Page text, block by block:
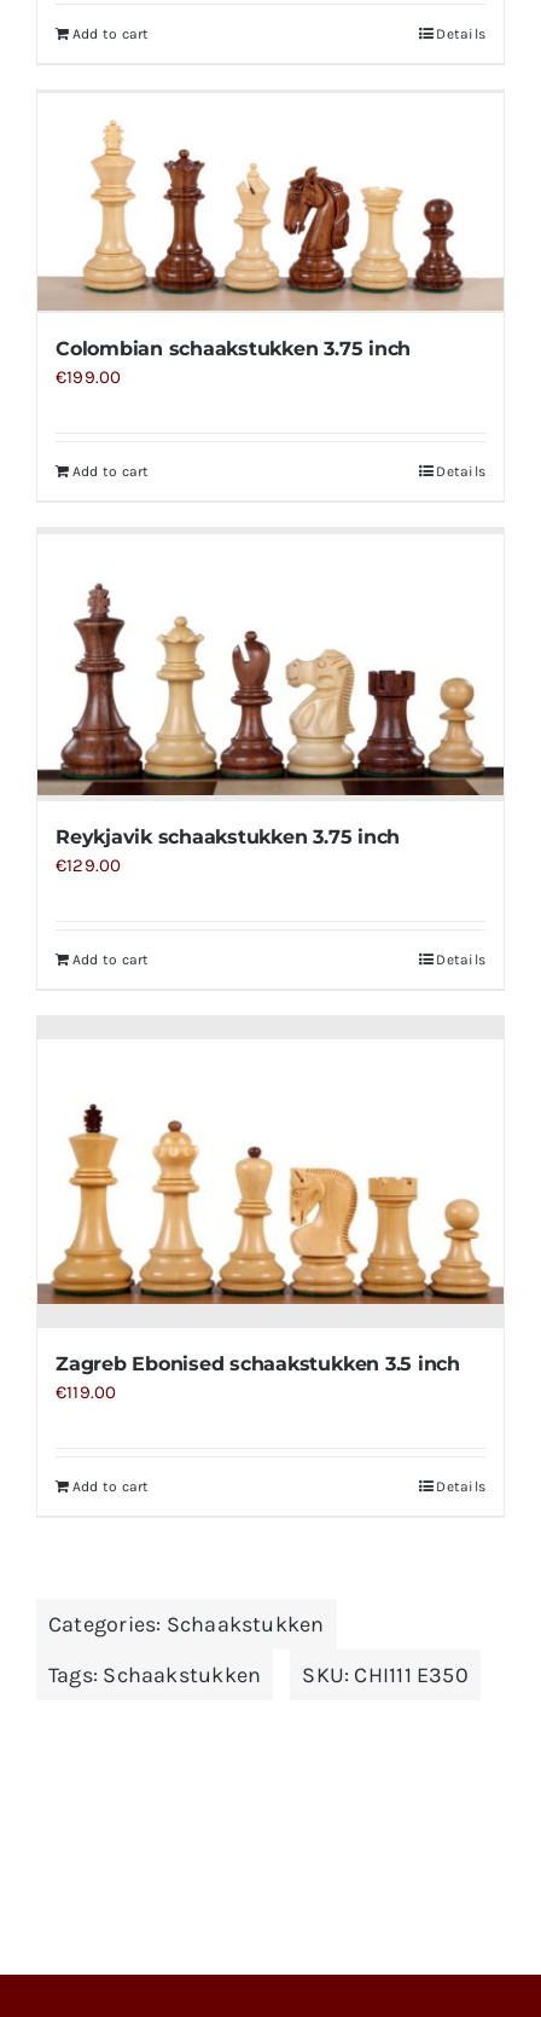
Add to cart Details
Colombian schaakstukken 3.75 inch
€199.00
Add to cart Details
Reykjavik schaakstukken 3.75 inch
€129.00
Add to cart Details
Zagreb Ebonised schaakstukken 3.5 inch
€119.00
Add to cart Details
Categories: Schaakstukken
Tags: Schaakstukken SKU: CHI111 E350